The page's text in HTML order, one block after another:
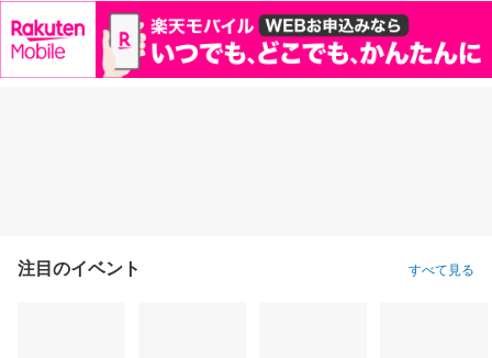
注目のイベント すべて見る